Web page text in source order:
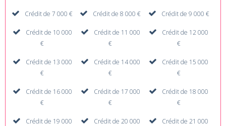
Crédit de 7 000 € Crédit de 8 000 € Crédit de 9 000 €
Crédit de 10 000
€
Crédit de 11 000
€
Crédit de 12 000
€
Crédit de 13 000
€
Crédit de 14 000
€
Crédit de 15 000
€
Crédit de 16 000
€
Crédit de 17 000
€
Crédit de 18 000
€
Crédit de 19 000
Crédit de 20 000
Crédit de 21 000